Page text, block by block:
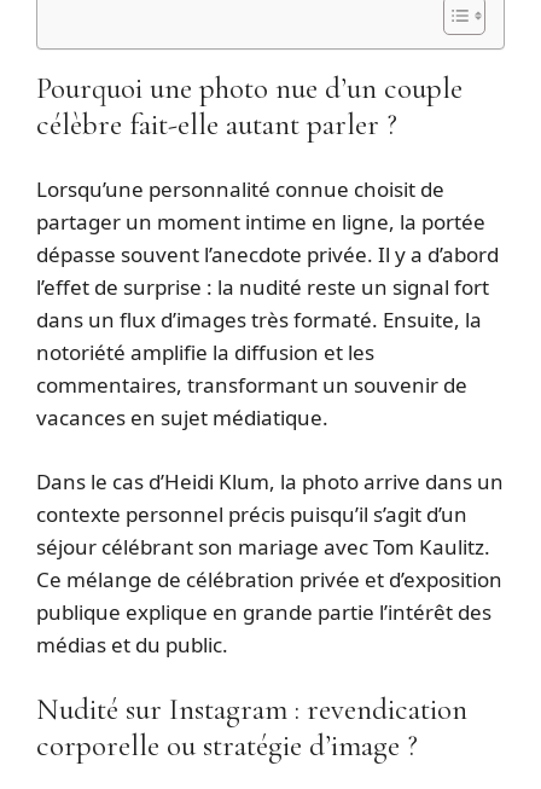
Pourquoi une photo nue d’un couple
célèbre fait-elle autant parler ?
Lorsqu’une personnalité connue choisit de
partager un moment intime en ligne, la portée
dépasse souvent l’anecdote privée. Il y a d’abord
l’effet de surprise : la nudité reste un signal fort
dans un flux d’images très formaté. Ensuite, la
notoriété amplifie la diffusion et les
commentaires, transformant un souvenir de
vacances en sujet médiatique.
Dans le cas d’Heidi Klum, la photo arrive dans un
contexte personnel précis puisqu’il s’agit d’un
séjour célébrant son mariage avec Tom Kaulitz.
Ce mélange de célébration privée et d’exposition
publique explique en grande partie l’intérêt des
médias et du public.
Nudité sur Instagram : revendication
corporelle ou stratégie d’image ?